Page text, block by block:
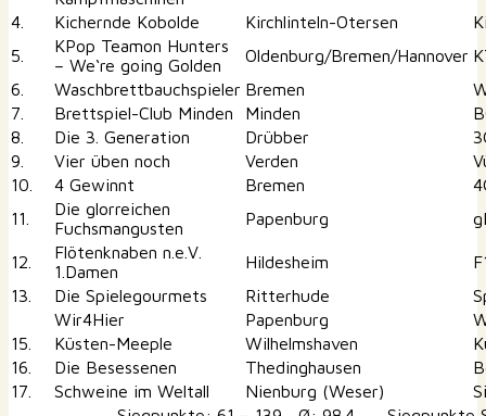
4.
Kichernde Kobolde Kirchlinteln-Otersen
5.
KPop Teamon Hunters
– We‘re going Golden
Oldenburg/Bremen/Hannover
6.
Waschbrettbauchspieler Bremen
7.
Brettspiel-Club Minden Minden
8.
Die 3. Generation Drübber
9.
Vier üben noch Verden
10.
4 Gewinnt Bremen
11.
Die glorreichen
Fuchsmangusten
Papenburg
12.
Flötenknaben n.e.V.
1.Damen
Hildesheim
13.
Die Spielegourmets Ritterhude
Wir4Hier
Papenburg
15.
Küsten-Meeple Wilhelmshaven
16.
Die Besessenen Thedinghausen
17.
Schweine im Weltall Nienburg (Weser)